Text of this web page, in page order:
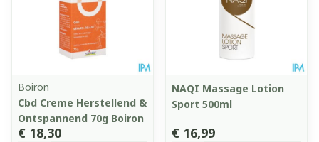
Boiron
Cbd Creme Herstellend &
Ontspannend 70g Boiron
€ 18,30
NAQI Massage Lotion
Sport 500ml
€ 16,99